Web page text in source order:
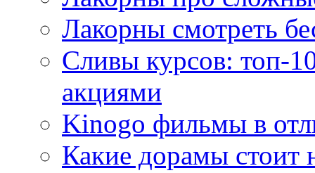
Лакорны смотреть
Сливы курсов: топ-
акциями
Kinogo фильмы в
Какие дорамы стоит